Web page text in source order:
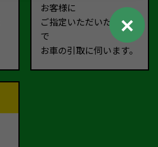
お客様に
ご指定いただいた場所ま
で
お車の引取に伺います。
✕